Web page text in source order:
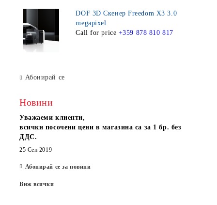
DOF 3D Скенер Freedom X3 3.0
megapixel
Call for price +359 878 810 817
Абонирай се
Новини
Уважаеми клиенти,
всички посочени цени в магазина са за 1 бр. без
ДДС.
25 Сеп 2019
Абонирай се за новини
Виж всички